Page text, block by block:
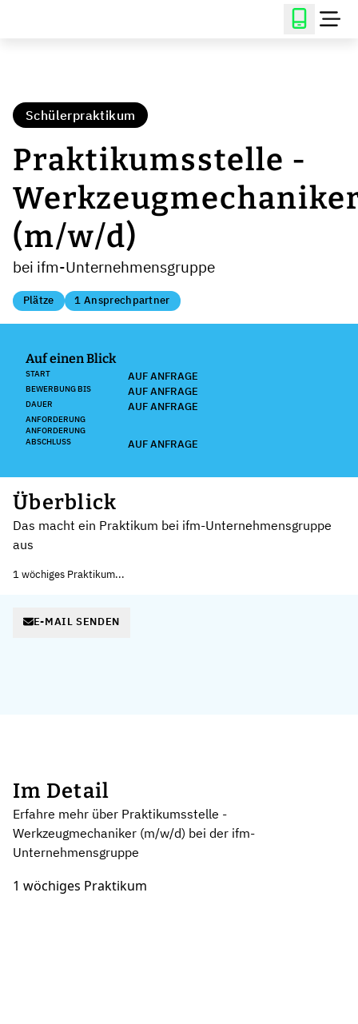
Schülerpraktikum
Praktikumsstelle -
(m/w/d)
bei ifm-Unternehmensgruppe
Plätze 1 Ansprechpartner
Auf einen Blick
START AUF ANFRAGE
BEWERBUNG BIS AUF ANFRAGE
DAUER AUF ANFRAGE
ANFORDERUNG
ANFORDERUNG
ABSCHLUSS
AUF ANFRAGE
Überblick
Das macht ein Praktikum bei ifm-Unternehmensgruppe
aus
1 wöchiges Praktikum...
E-MAIL SENDEN
Im Detail
Erfahre mehr über Praktikumsstelle -
Werkzeugmechaniker (m/w/d) bei der ifm-
Unternehmensgruppe
1 wöchiges Praktikum